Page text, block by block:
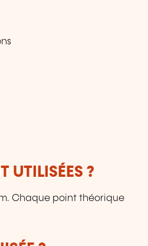
UTILISÉES ?
Chaque point théorique